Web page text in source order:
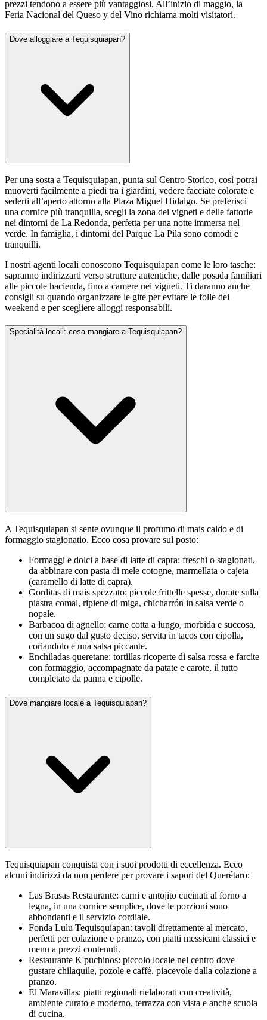
prezzi tendono a essere più vantaggiosi. All’inizio di maggio, la
Feria Nacional del Queso y del Vino richiama molti visitatori.
Dove alloggiare a Tequisquiapan?
Per una sosta a Tequisquiapan, punta sul Centro Storico, così potrai
muoverti facilmente a piedi tra i giardini, vedere facciate colorate e
sederti all’aperto attorno alla Plaza Miguel Hidalgo. Se preferisci
una cornice più tranquilla, scegli la zona dei vigneti e delle fattorie
nei dintorni de La Redonda, perfetta per una notte immersa nel
verde. In famiglia, i dintorni del Parque La Pila sono comodi e
tranquilli.
I nostri agenti locali conoscono Tequisquiapan come le loro tasche:
sapranno indirizzarti verso strutture autentiche, dalle posada familiari
alle piccole hacienda, fino a camere nei vigneti. Ti daranno anche
consigli su quando organizzare le gite per evitare le folle dei
weekend e per scegliere alloggi responsabili.
Specialità locali: cosa mangiare a Tequisquiapan?
A Tequisquiapan si sente ovunque il profumo di mais caldo e di
formaggio stagionatio. Ecco cosa provare sul posto:
Formaggi e dolci a base di latte di capra: freschi o stagionati,
da abbinare con pasta di mele cotogne, marmellata o cajeta
(caramello di latte di capra).
Gorditas di mais spezzato: piccole frittelle spesse, dorate sulla
piastra comal, ripiene di miga, chicharrón in salsa verde o
nopale.
Barbacoa di agnello: carne cotta a lungo, morbida e succosa,
con un sugo dal gusto deciso, servita in tacos con cipolla,
coriandolo e una salsa piccante.
Enchiladas queretane: tortillas ricoperte di salsa rossa e farcite
con formaggio, accompagnate da patate e carote, il tutto
completato da panna e cipolle.
Dove mangiare locale a Tequisquiapan?
Tequisquiapan conquista con i suoi prodotti di eccellenza. Ecco
alcuni indirizzi da non perdere per provare i sapori del Querétaro:
Las Brasas Restaurante: carni e antojito cucinati al forno a
legna, in una cornice semplice, dove le porzioni sono
abbondanti e il servizio cordiale.
Fonda Lulu Tequisquiapan: tavoli direttamente al mercato,
perfetti per colazione e pranzo, con piatti messicani classici e
menu a prezzi contenuti.
Restaurante K'puchinos: piccolo locale nel centro dove
gustare chilaquile, pozole e caffè, piacevole dalla colazione a
pranzo.
El Maravillas: piatti regionali rielaborati con creatività,
ambiente curato e moderno, terrazza con vista e anche scuola
di cucina.